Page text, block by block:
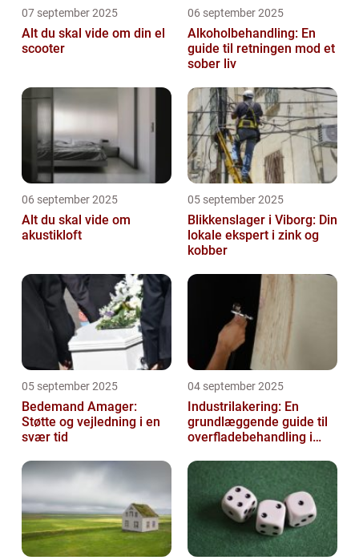
07 september 2025
Alt du skal vide om din el
scooter
06 september 2025
Alkoholbehandling: En
guide til retningen mod et
sober liv
06 september 2025
Alt du skal vide om
akustikloft
05 september 2025
Blikkenslager i Viborg: Din
lokale ekspert i zink og
kobber
05 september 2025
Bedemand Amager:
Støtte og vejledning i en
svær tid
04 september 2025
Industrilakering: En
grundlæggende guide til
overfladebehandling i